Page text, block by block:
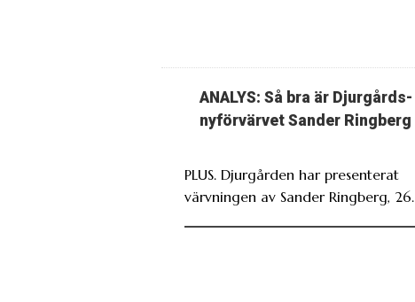
ANALYS: Så bra är Djurgårds-
nyförvärvet Sander Ringberg
PLUS. Djurgården har presenterat
värvningen av Sander Ringberg, 26.